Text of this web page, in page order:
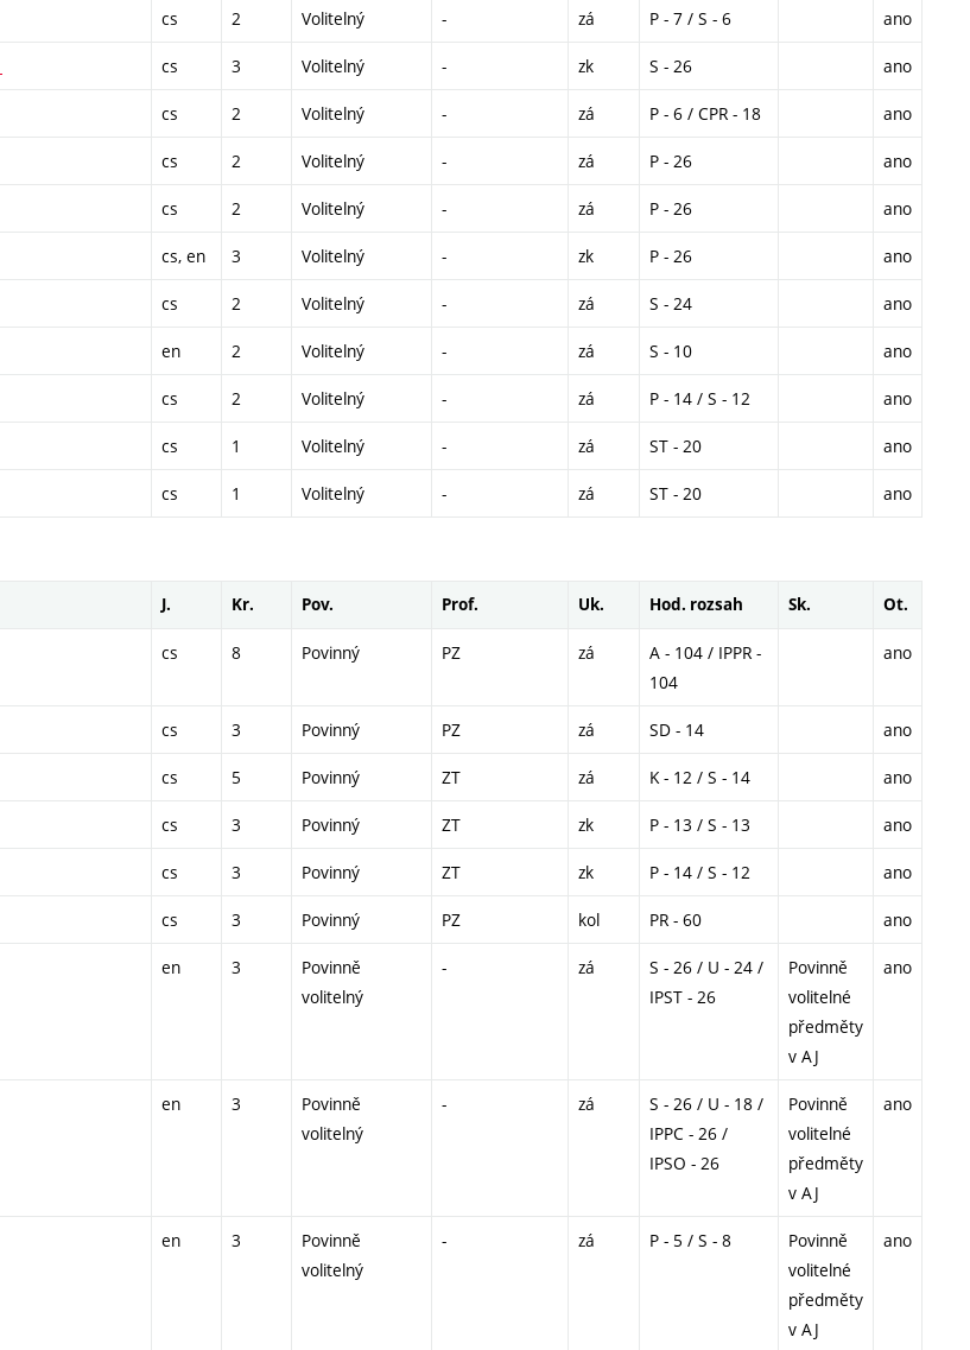
cs 2 Volitelný - zá P - 7 / S - 6 ano
cs 3 Volitelný - zk S - 26 ano
cs 2 Volitelný - zá P - 6 / CPR - 18 ano
cs 2 Volitelný - zá P - 26 ano
cs 2 Volitelný - zá P - 26 ano
cs, en 3 Volitelný - zk P - 26 ano
cs 2 Volitelný - zá S - 24 ano
en 2 Volitelný - zá S - 10 ano
cs 2 Volitelný - zá P - 14 / S - 12 ano
cs 1 Volitelný - zá ST - 20 ano
cs 1 Volitelný - zá ST - 20 ano
J. Kr. Pov. Prof. Uk. Hod. rozsah Sk. Ot.
cs 8 Povinný PZ zá
A - 104 / IPPR -
104
ano
cs 3 Povinný PZ zá SD - 14 ano
cs 5 Povinný ZT zá K - 12 / S - 14 ano
cs 3 Povinný ZT zk P - 13 / S - 13 ano
cs 3 Povinný ZT zk P - 14 / S - 12 ano
cs 3 Povinný PZ kol PR - 60 ano
en 3
Povinně
volitelný
- zá
S - 26 / U - 24 /
IPST - 26
Povinně
volitelné
předměty
v AJ
ano
en 3
Povinně
volitelný
- zá
S - 26 / U - 18 /
IPPC - 26 /
IPSO - 26
Povinně
volitelné
předměty
v AJ
ano
en 3
Povinně
volitelný
- zá P - 5 / S - 8
Povinně
volitelné
předměty
v AJ
ano